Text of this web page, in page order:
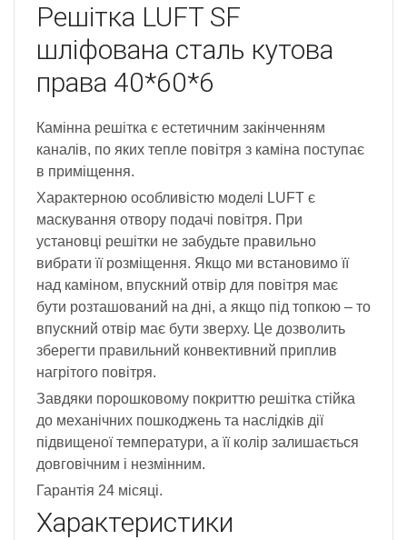
Решітка LUFT SF
шліфована сталь кутова
права 40*60*6
Камінна решітка є естетичним закінченням
каналів, по яких тепле повітря з каміна поступає
в приміщення.
Характерною особливістю моделі LUFT є
маскування отвору подачі повітря. При
установці решітки не забудьте правильно
вибрати її розміщення. Якщо ми встановимо її
над каміном, впускний отвір для повітря має
бути розташований на дні, а якщо під топкою – то
впускний отвір має бути зверху. Це дозволить
зберегти правильний конвективний приплив
нагрітого повітря.
Завдяки порошковому покриттю решітка стійка
до механічних пошкоджень та наслідків дії
підвищеної температури, а її колір залишається
довговічним і незмінним.
Гарантія 24 місяці.
Характеристики